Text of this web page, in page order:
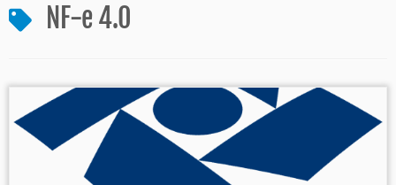
NF-e 4.0